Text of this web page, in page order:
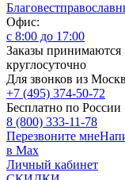
Благовест
Офис:
с 8:00 до 17:00
Заказы принимаются
круглосуточно
Для звонков из
+7 (495) 374-50-72
Бесплатно по России
8 (800) 333-11-78
Перезвоните мне
в Max
Личный кабинет